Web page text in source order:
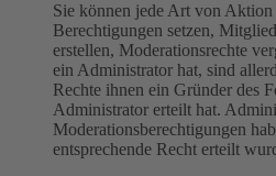
Sie können jede Art von
Berechtigungen setzen,
erstellen, Moderationsrechte
ein Administrator hat, sind
Rechte ihnen ein Gründer des
Administrator erteilt hat.
Moderationsberechtigungen
entsprechende Recht erteilt